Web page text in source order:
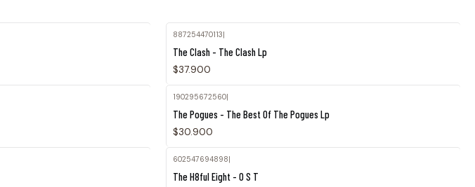
887254470113|
The Clash - The Clash Lp
$37.900
190295672560|
The Pogues - The Best Of The Pogues Lp
$30.900
602547694898
The H8ful Eight - O S T